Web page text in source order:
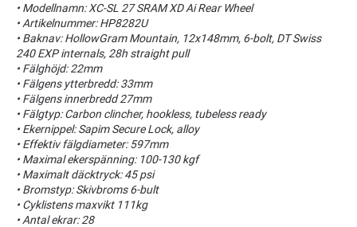
• Modellnamn: XC-SL 27 SRAM XD Ai Rear Wheel
• Artikelnummer: HP8282U
• Baknav: HollowGram Mountain, 12x148mm, 6-bolt, DT Swiss
240 EXP internals, 28h straight pull
• Fälghöjd: 22mm
• Fälgens ytterbredd: 33mm
• Fälgens innerbredd 27mm
• Fälgtyp: Carbon clincher, hookless, tubeless ready
• Ekernippel: Sapim Secure Lock, alloy
• Effektiv fälgdiameter: 597mm
• Maximal ekerspänning: 100-130 kgf
• Maximalt däcktryck: 45 psi
• Bromstyp: Skivbroms 6-bult
• Cyklistens maxvikt 111kg
• Antal ekrar: 28